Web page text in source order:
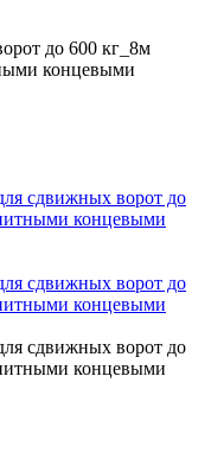
до 600 кг_8м
концевыми
сдвижных ворот до
концевыми
сдвижных ворот до
концевыми
сдвижных ворот до
концевыми